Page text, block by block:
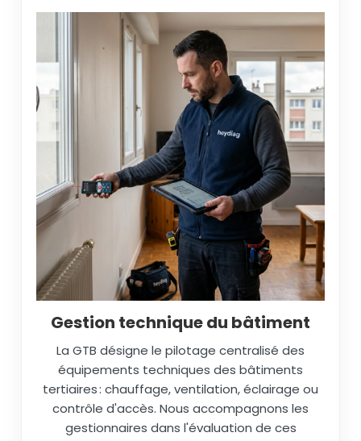
Gestion technique du bâtiment
La GTB désigne le pilotage centralisé des
équipements techniques des bâtiments
tertiaires : chauffage, ventilation, éclairage ou
contrôle d'accès. Nous accompagnons les
gestionnaires dans l'évaluation de ces